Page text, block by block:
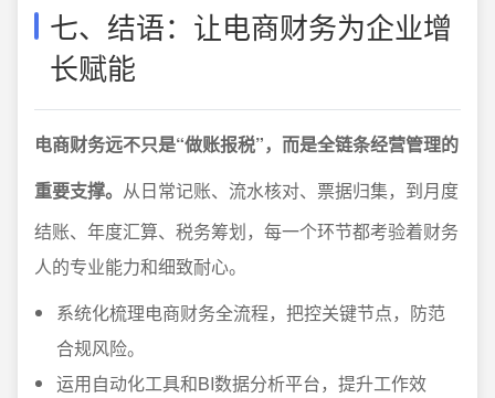
七、结语：让电商财务为企业增
长赋能
电商财务远不只是“做账报税”，而是全链条经营管理的
重要支撑。 从日常记账、流水核对、票据归集，到月度
结账、年度汇算、税务筹划，每一个环节都考验着财务
人的专业能力和细致耐心。
系统化梳理电商财务全流程，把控关键节点，防范
合规风险。
运用自动化工具和BI数据分析平台，提升工作效